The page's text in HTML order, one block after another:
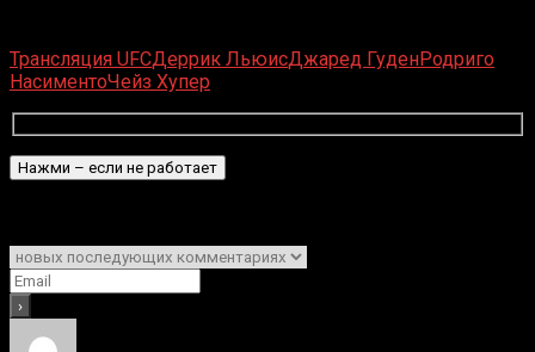
Трансляция UFCДеррик ЛьюисДжаред ГуденРодриго
НасиментоЧейз Хупер